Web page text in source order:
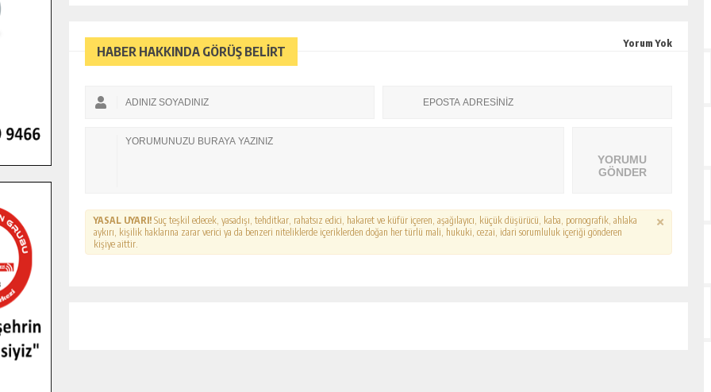
HABER HAKKINDA GÖRÜŞ BELİRT
Yorum Yok
YORUMU
GÖNDER
YASAL UYARI! Suç teşkil edecek, yasadışı, tehditkar, rahatsız edici, hakaret ve küfür içeren, aşağılayıcı, küçük düşürücü, kaba, pornografik, ahlaka
aykırı, kişilik haklarına zarar verici ya da benzeri niteliklerde içeriklerden doğan her türlü mali, hukuki, cezai, idari sorumluluk içeriği gönderen
kişiye aittir.